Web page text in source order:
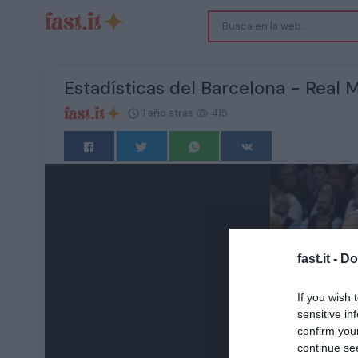
fast.it -
If you wish
sensitive
confirm
continue
Estadísticas del Barcelona - Real
1 año atrás 415